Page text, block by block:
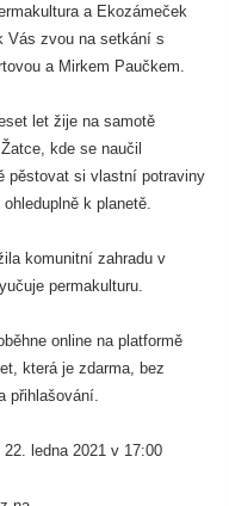
a Ekozámeček
Vás zvou na setkání s
a Mirkem Paučkem.
let žije na samotě
kde se naučil
pěstovat si vlastní potraviny
k planetě.
komunitní zahradu v
permakulturu.
online na platformě
která je zdarma, bez
přihlašování.
22. ledna 2021 v 17:00